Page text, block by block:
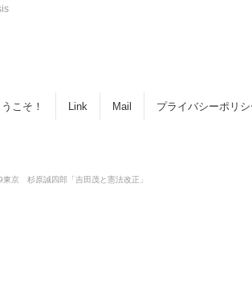
こそ！ Link Mail プライバシーポリシ
東京 杉原誠四郎「吉田茂と憲法改正」